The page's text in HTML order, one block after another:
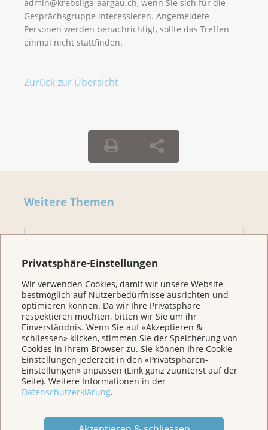
Privatsphäre-Einstellungen
Wir verwenden Cookies, damit wir unsere Website
bestmöglich auf Nutzerbedürfnisse ausrichten und
optimieren können. Da wir Ihre Privatsphäre
respektieren möchten, bitten wir Sie um ihr
Einverständnis. Wenn Sie auf «Akzeptieren &
schliessen» klicken, stimmen Sie der Speicherung von
Cookies in Ihrem Browser zu. Sie können Ihre Cookie-
Einstellungen jederzeit in den «Privatsphären-
Einstellungen» anpassen (Link ganz zuunterst auf der
Seite). Weitere Informationen in der
Datenschutzerklärung.
admin@krebsliga-aargau.ch, wenn Sie sich für die
Gesprächsgruppe interessieren. Angemeldete
Personen werden benachrichtigt, sollte das Treffen
einmal nicht stattfinden.
Zurück zur Übersicht
Weitere Themen
Für Betroffene & Angehörige
Prävention
Veranstaltungen/ Podcasts/Links
Für Medien
Über uns